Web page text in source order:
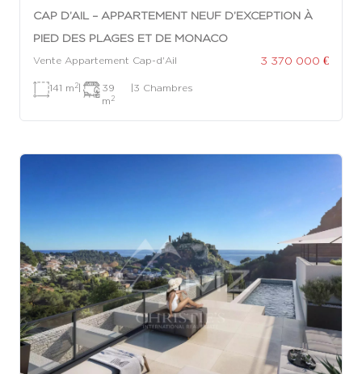
CAP D’AIL – APPARTEMENT NEUF D’EXCEPTION À
PIED DES PLAGES ET DE MONACO
Vente Appartement Cap-d'Ail 3 370 000 €
141 m 2|
39
m 2
|3 Chambres